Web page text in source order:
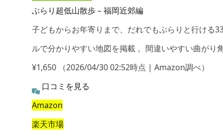
ぶらり超低山散歩 – 福岡近郊編
子どもからお年寄りまで、だれでもぶらりと行ける
ルで分かりやすい地図を掲載 。間違いやすい曲がり
¥1,650
（2026/04/30 02:52時点 | Amazon調べ）
口コミを見る
Amazon
楽天市場